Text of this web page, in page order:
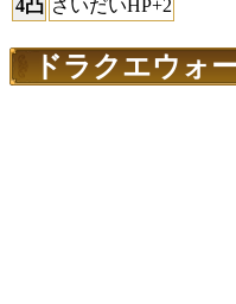
4凸 さいだいHP+2
ドラクエウォ